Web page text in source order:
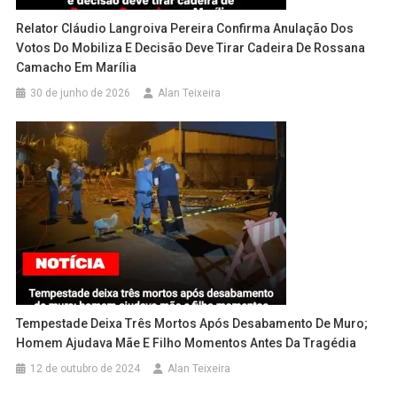
Relator Cláudio Langroiva Pereira Confirma Anulação Dos
Votos Do Mobiliza E Decisão Deve Tirar Cadeira De Rossana
Camacho Em Marília
30 de junho de 2026 Alan Teixeira
Tempestade Deixa Três Mortos Após Desabamento De Muro;
Homem Ajudava Mãe E Filho Momentos Antes Da Tragédia
12 de outubro de 2024 Alan Teixeira